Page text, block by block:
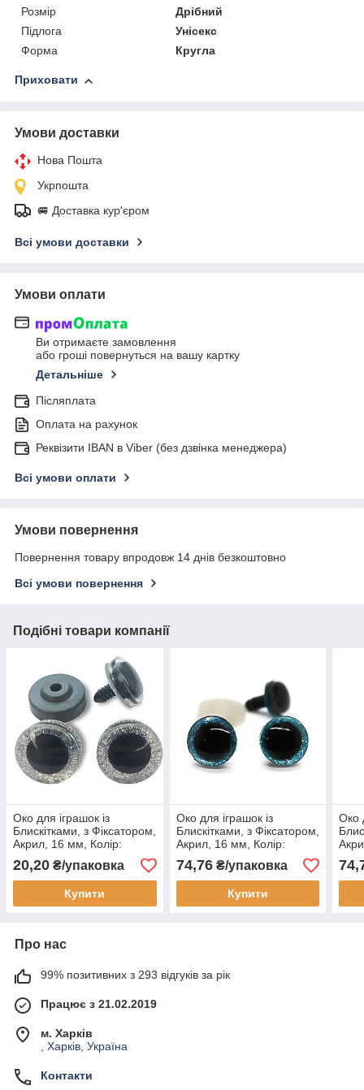
Розмір
Дрібний
Підлога
Унісекс
Форма
Кругла
Приховати
Умови доставки
Нова Пошта
Укрпошта
🚐 Доставка кур'єром
Всі умови доставки
Умови оплати
Ви отримаєте замовлення
або гроші повернуться на вашу картку
Детальніше
Післяплата
Оплата на рахунок
Реквізити IBAN в Viber (без дзвінка менеджера)
Всі умови оплати
Умови повернення
Повернення товару впродовж 14 днів безкоштовно
Всі умови повернення
Подібні товари компанії
Око для іграшок із
Блискітками, з Фіксатором,
Акрил, 16 мм, Колір:
Срібний (1 пара)
20,20 ₴/упаковка
Купити
Око для іграшок із
Блискітками, з Фіксатором,
Акрил, 16 мм, Колір:
Блакитний (5 пар)
74,76₴/упаковка
Купити
Око
Про нас
99% позитивних з 293 відгуків за рік
Працює з 21.02.2019
м. Харків
, Харків, Україна
Контакти